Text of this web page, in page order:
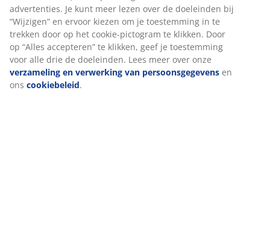
advertenties. Je kunt meer lezen over de doeleinden bij
“Wijzigen” en ervoor kiezen om je toestemming in te
trekken door op het cookie-pictogram te klikken. Door
op “Alles accepteren” te klikken, geef je toestemming
voor alle drie de doeleinden. Lees meer over onze
verzameling en verwerking van persoonsgegevens en
ons cookiebeleid.